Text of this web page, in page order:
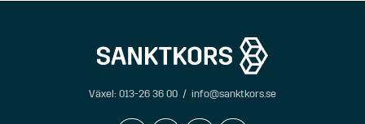
Växel: 013-26 36 00 / info@sanktkors.se